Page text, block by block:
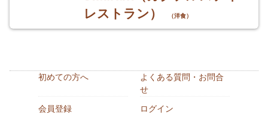
レストラン）
（洋食）
初めての方へ
よくある質問・お問合
せ
会員登録
ログイン